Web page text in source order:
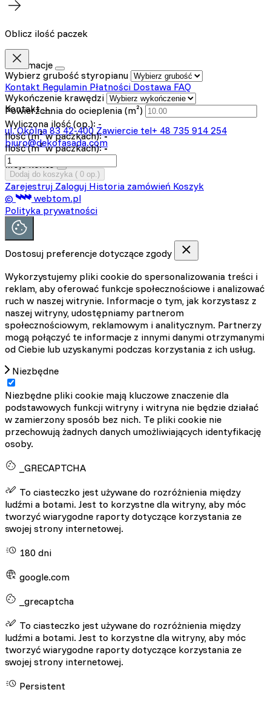
Oblicz ilość paczek
Wybierz grubość styropianu
Wykończenie krawędzi
Powierzchnia do ocieplenia (m²)
Wyliczona ilość (op.): -
Ilość (m² w paczkach): -
Ilość (m³ w paczkach): -
Dodaj do koszyka ( 0 op.)
Informacje
Kontakt Regulamin Płatności Dostawa FAQ
Kontakt
ul. Okólna 8342-400 Zawiercie tel+ 48 735 914 254
biuro@dekofasada.com
Moje konto
Zarejestruj Zaloguj Historia zamówień Koszyk
©
webtom.pl
Polityka prywatności
Dostosuj preferencje dotyczące zgody
Wykorzystujemy pliki cookie do spersonalizowania treści i
reklam, aby oferować funkcje społecznościowe i analizować
ruch w naszej witrynie. Informacje o tym, jak korzystasz z
naszej witryny, udostępniamy partnerom
społecznościowym, reklamowym i analitycznym. Partnerzy
mogą połączyć te informacje z innymi danymi otrzymanymi
od Ciebie lub uzyskanymi podczas korzystania z ich usług.
Niezbędne
Niezbędne pliki cookie mają kluczowe znaczenie dla
podstawowych funkcji witryny i witryna nie będzie działać
w zamierzony sposób bez nich. Te pliki cookie nie
przechowują żadnych danych umożliwiających identyfikację
osoby.
_GRECAPTCHA
To ciasteczko jest używane do rozróżnienia między
ludźmi a botami. Jest to korzystne dla witryny, aby móc
tworzyć wiarygodne raporty dotyczące korzystania ze
swojej strony internetowej.
180 dni
google.com
_grecaptcha
To ciasteczko jest używane do rozróżnienia między
ludźmi a botami. Jest to korzystne dla witryny, aby móc
tworzyć wiarygodne raporty dotyczące korzystania ze
swojej strony internetowej.
Persistent